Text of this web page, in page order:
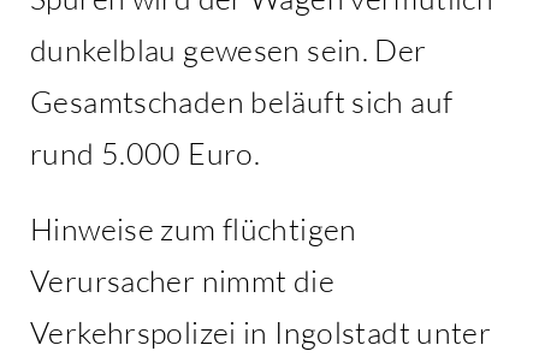
dunkelblau gewesen sein. Der
Gesamtschaden beläuft sich auf
rund 5.000 Euro.
Hinweise zum flüchtigen
Verursacher nimmt die
Verkehrspolizei in Ingolstadt unter